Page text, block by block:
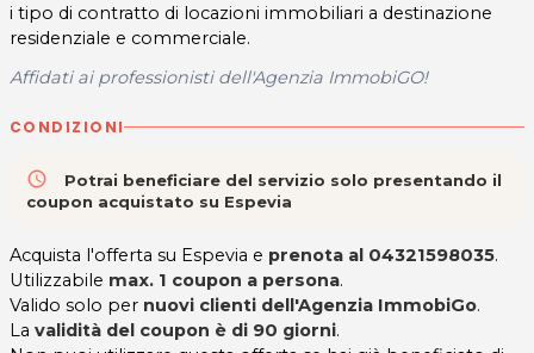
i tipo di contratto di locazioni immobiliari a destinazione
residenziale e commerciale.
Affidati ai professionisti dell'Agenzia ImmobiGO!
CONDIZIONI
access_time
Potrai beneficiare del servizio solo presentando il
coupon acquistato su Espevia
Acquista l'offerta su Espevia e prenota al 04321598035.
Utilizzabile max. 1 coupon a persona.
Valido solo per nuovi clienti dell'Agenzia ImmobiGo.
La validità del coupon è di 90 giorni.